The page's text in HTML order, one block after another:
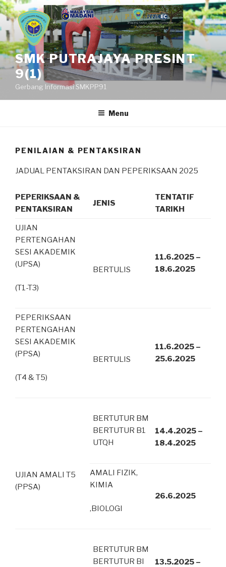
Skip
to
content
SMK PUTRAJAYA PRESINT
9(1)
Gerbang Informasi SMKPP91
Menu
PENILAIAN & PENTAKSIRAN
JADUAL PENTAKSIRAN DAN PEPERIKSAAN 2025
PEPERIKSAAN &
PENTAKSIRAN
JENIS
TENTATIF
TARIKH
UJIAN
PERTENGAHAN
SESI AKADEMIK
(UPSA)
(T1-T3)
BERTULIS
11.6.2025 –
18.6.2025
PEPERIKSAAN
PERTENGAHAN
SESI AKADEMIK
(PPSA)
(T4 & T5)
BERTULIS
11.6.2025 –
25.6.2025
UJIAN AMALI T5
(PPSA)
BERTUTUR BM
BERTUTUR B1
UTQH
14.4.2025 –
18.4.2025
AMALI FIZIK,
KIMIA
,BIOLOGI
26.6.2025
BERTUTUR BM
BERTUTUR BI
13.5.2025 –